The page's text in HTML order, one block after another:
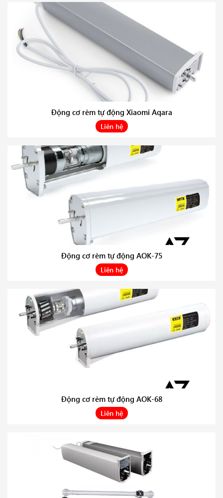
Động cơ rèm tự động Xiaomi Aqara
Liên hệ
Động cơ rèm tự động AOK-75
Liên hệ
Động cơ rèm tự động AOK-68
Liên hệ